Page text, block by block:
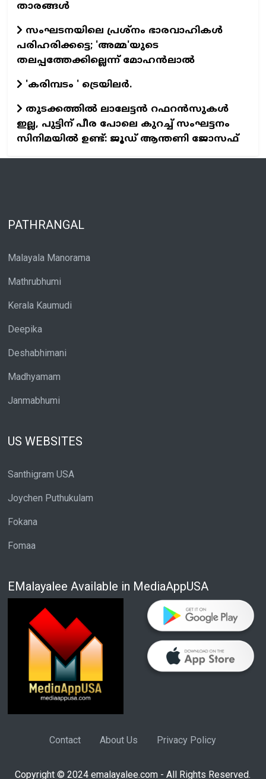
താരങ്ങള്‍
സംഘടനയിലെ പ്രശ്നം ഭാരവാഹികൾ
പരിഹരിക്കട്ടെ; 'അമ്മ'യുടെ
തലപ്പത്തേക്കില്ലെന്ന് മോഹൻലാൽ
'കരിമ്പടം ' ട്രെയിലര്‍.
തുടക്കത്തില്‍ ലാലേട്ടന്‍ റഫറന്‍സുകള്‍
ഇല്ല, പുട്ടിന് പീര പോലെ കുറച്ച് സംഘട്ടനം
സിനിമയില്‍ ഉണ്ട്: ജൂഡ് ആന്തണി ജോസഫ്
PATHRANGAL
Malayala Manorama
Mathrubhumi
Kerala Kaumudi
Deepika
Deshabhimani
Madhyamam
Janmabhumi
US WEBSITES
Santhigram USA
Joychen Puthukulam
Fokana
Fomaa
EMalayalee Available in MediaAppUSA
Contact About Us Privacy Policy
Copyright © 2024 emalayalee.com - All Rights Reserved.